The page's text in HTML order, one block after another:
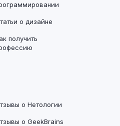
о дизайне
получить
о Нетологии
о GeekBrains